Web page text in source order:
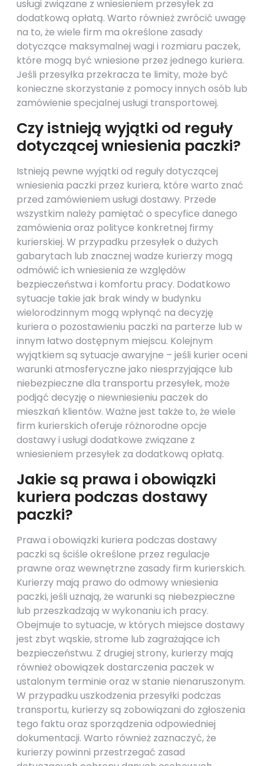
usługi związane z wniesieniem przesyłek za
dodatkową opłatą. Warto również zwrócić uwagę
na to, że wiele firm ma określone zasady
dotyczące maksymalnej wagi i rozmiaru paczek,
które mogą być wniesione przez jednego kuriera.
Jeśli przesyłka przekracza te limity, może być
konieczne skorzystanie z pomocy innych osób lub
zamówienie specjalnej usługi transportowej.
Czy istnieją wyjątki od reguły
dotyczącej wniesienia paczki?
Istnieją pewne wyjątki od reguły dotyczącej
wniesienia paczki przez kuriera, które warto znać
przed zamówieniem usługi dostawy. Przede
wszystkim należy pamiętać o specyfice danego
zamówienia oraz polityce konkretnej firmy
kurierskiej. W przypadku przesyłek o dużych
gabarytach lub znacznej wadze kurierzy mogą
odmówić ich wniesienia ze względów
bezpieczeństwa i komfortu pracy. Dodatkowo
sytuacje takie jak brak windy w budynku
wielorodzinnym mogą wpłynąć na decyzję
kuriera o pozostawieniu paczki na parterze lub w
innym łatwo dostępnym miejscu. Kolejnym
wyjątkiem są sytuacje awaryjne – jeśli kurier oceni
warunki atmosferyczne jako niesprzyjające lub
niebezpieczne dla transportu przesyłek, może
podjąć decyzję o niewniesieniu paczek do
mieszkań klientów. Ważne jest także to, że wiele
firm kurierskich oferuje różnorodne opcje
dostawy i usługi dodatkowe związane z
wniesieniem przesyłek za dodatkową opłatą.
Jakie są prawa i obowiązki
kuriera podczas dostawy
paczki?
Prawa i obowiązki kuriera podczas dostawy
paczki są ściśle określone przez regulacje
prawne oraz wewnętrzne zasady firm kurierskich.
Kurierzy mają prawo do odmowy wniesienia
paczki, jeśli uznają, że warunki są niebezpieczne
lub przeszkadzają w wykonaniu ich pracy.
Obejmuje to sytuacje, w których miejsce dostawy
jest zbyt wąskie, strome lub zagrażające ich
bezpieczeństwu. Z drugiej strony, kurierzy mają
również obowiązek dostarczenia paczek w
ustalonym terminie oraz w stanie nienaruszonym.
W przypadku uszkodzenia przesyłki podczas
transportu, kurierzy są zobowiązani do zgłoszenia
tego faktu oraz sporządzenia odpowiedniej
dokumentacji. Warto również zaznaczyć, że
kurierzy powinni przestrzegać zasad